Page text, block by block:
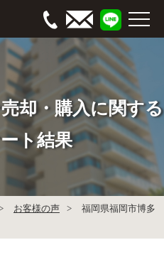
却・購入に関する
ト結果
お客様の声
福岡県福岡市博多